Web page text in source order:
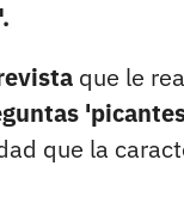
que le
que la